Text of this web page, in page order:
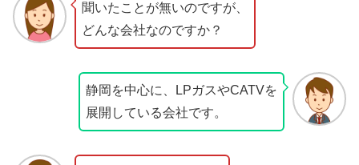
聞いたことが無いのですが、
どんな会社なのですか？
静岡を中心に、LPガスやCATVを
展開している会社です。